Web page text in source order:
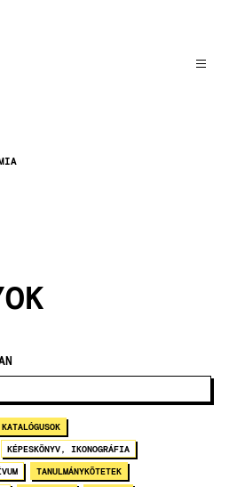
KÉPESKÖNYV, IKONOGRÁFIA
TANULMÁNYKÖTETEK